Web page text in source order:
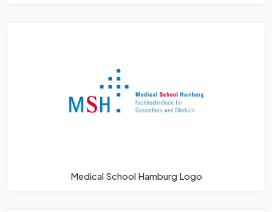
Medical School Hamburg Logo